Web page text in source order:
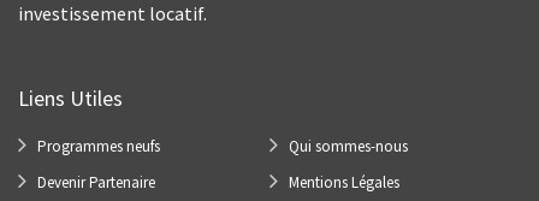
investissement locatif.
Liens Utiles
Programmes neufs
Devenir Partenaire
Qui sommes-nous
Mentions Légales